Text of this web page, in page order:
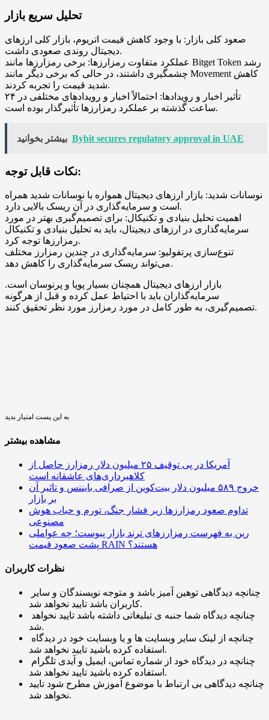
تحلیل سریع بازار
صعود کلی بازار: با وجود کاهش قیمت اتریوم، بازار کلی ارزهای
دیجیتال روندی صعودی داشت.
عملکرد متفاوت رمزارزها: برخی رمزارزها مانند Bitget Token رشد
چشمگیری داشتند، در حالی که برخی دیگر مانند Movement کاهش
شدید قیمت را تجربه کردند.
تأثیر اخبار و رویدادها: احتمالاً اخبار و رویدادهای مختلفی در ۲۴
ساعت گذشته بر عملکرد رمزارزها تأثیرگذار بوده است.
بیشتر بخوانید Bybit secures regulatory approval in UAE
نکات قابل توجه:
نوسانات شدید: بازار ارزهای دیجیتال همواره با نوسانات شدید همراه
است و سرمایه‌گذاری در آن ریسک بالایی دارد.
اهمیت تحلیل بنیادی و تکنیکال: برای تصمیم‌گیری بهتر در مورد
سرمایه‌گذاری در ارزهای دیجیتال، باید به تحلیل بنیادی و تکنیکال
رمزارزها توجه کرد.
تنوع‌سازی پرتفولیو: سرمایه‌گذاری در چندین رمزارز مختلف
می‌تواند ریسک سرمایه‌گذاری را کاهش دهد.
بازار ارزهای دیجیتال همچنان بسیار پویا و پرنوسان است.
سرمایه‌گذاران باید با احتیاط عمل کرده و قبل از هرگونه
تصمیم‌گیری، به طور کامل در مورد رمزارز مورد نظر تحقیق کنند.
به این پست امتیاز بدید
مشاهده بیشتر
آمریکا در پی توقیف ۲۵ میلیون دلار رمزارز حاصل از
کلاهبرداری‌های عاشقانه است
خروج ۵۸۹ میلیون دلار بیت‌کوین از صرافی بایننس و تاثیر آن
بر بازار
تداوم صعود رمزارزها زیر فشار جنگ، تورم و حباب هوش
مصنوعی
رین به فهرست رمزارزهای ترند بازار پیوست؛ چه عواملی
پشت صعود قیمت RAIN هستند؟
نظرات کاربران
کاربران باشد تایید نخواهد شد.
شد.
استفاده کرده باشید تایید نخواهد شد.
استفاده کرده باشید تایید نخواهد شد.
چنانچه دیدگاهی بی ارتباط با موضوع آموزش مطرح شود تایید
نخواهد شد.